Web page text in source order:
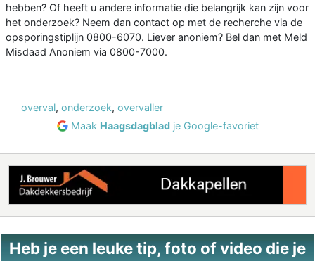
hebben? Of heeft u andere informatie die belangrijk kan zijn voor
het onderzoek? Neem dan contact op met de recherche via de
opsporingstiplijn 0800-6070. Liever anoniem? Bel dan met Meld
Misdaad Anoniem via 0800-7000.
overval, onderzoek, overvaller
Maak Haagsdagbladje Google-favoriet
Heb je een leuke tip, foto of video die je